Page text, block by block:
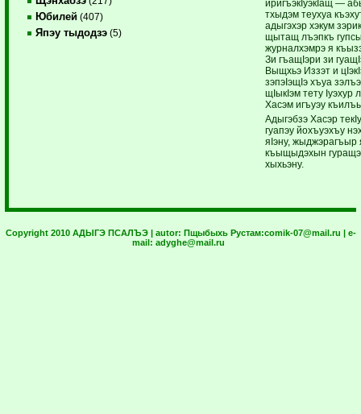
Юбилей (407)
Япэу тыдодзэ (5)
иригъэкIуэкIащ —
тхыдэм теухуа
адыгэхэр хэкум
щытащ лъэпкъ
журналхэмрэ я
Зи гъащIэри зи
Выщхьэ Иззэт и
зэпэIэщIэ хъуа
щIыкIэм тету Iуэхур
Хасэм игъуэу
Адыгэбзэ Хасэр
гуапэу йохъуэхъу
яIэну,
къыщыдэхын
хыхьэну.
Copyright 2010 АДЫГЭ ПСАЛЪЭ | autor: Пщыбыхь Рустам:comik-07@mail.ru | e-
mail: adyghe@mail.ru